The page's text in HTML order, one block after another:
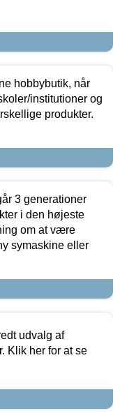
hobbybutik, når
institutioner og
produkter.
3 generationer
i den højeste
om at være
symaskine eller
udvalg af
Klik her for at se